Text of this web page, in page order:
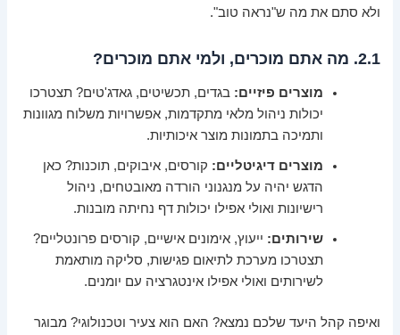
ולא סתם את מה ש"נראה טוב".
2.1. מה אתם מוכרים, ולמי אתם מוכרים?
מוצרים פיזיים: בגדים, תכשיטים, גאדג'טים? תצטרכו
יכולות ניהול מלאי מתקדמות, אפשרויות משלוח מגוונות
ותמיכה בתמונות מוצר איכותיות.
מוצרים דיגיטליים: קורסים, איבוקים, תוכנות? כאן
הדגש יהיה על מנגנוני הורדה מאובטחים, ניהול
רישיונות ואולי אפילו יכולות דף נחיתה מובנות.
שירותים: ייעוץ, אימונים אישיים, קורסים פרונטליים?
תצטרכו מערכת לתיאום פגישות, סליקה מותאמת
לשירותים ואולי אפילו אינטגרציה עם יומנים.
ואיפה קהל היעד שלכם נמצא? האם הוא צעיר וטכנולוגי? מבוגר